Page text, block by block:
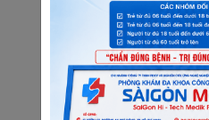
5. Những thắc mắc
tuần
Tuần thứ 26 của thai kỳ
bầu thường có nhiều